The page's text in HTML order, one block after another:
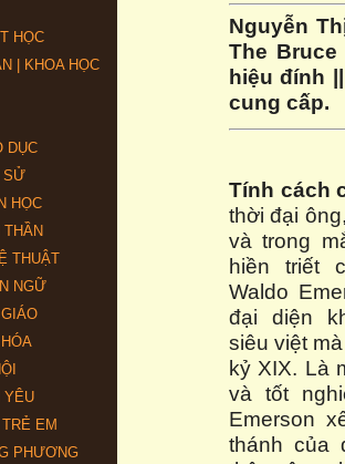
HỌC
| KHOA HỌC
DỤC
SỬ
HỌC
THUẬT
NGỮ
YÊU
EM
PHƯƠNG
Nguyễn
The Bruce
hiệu đính
cung cấp.
Tính cách
thời đại
và trong
hiền triết
Waldo
đại diện
siêu việt
kỷ XIX. Là
và tốt
Emerson
thánh của